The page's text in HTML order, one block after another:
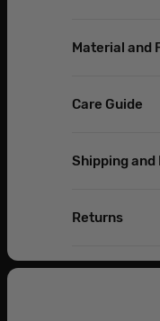
Material and
Care Guide
Shipping
Returns